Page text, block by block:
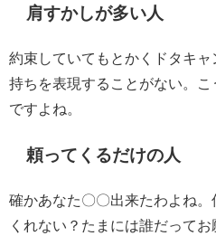
肩すかしが多い人
約束していてもとかくドタキ
持ちを表現することがない。
ですよね。
頼ってくるだけの人
確かあなた〇〇出来たわよね
くれない？たまには誰だって